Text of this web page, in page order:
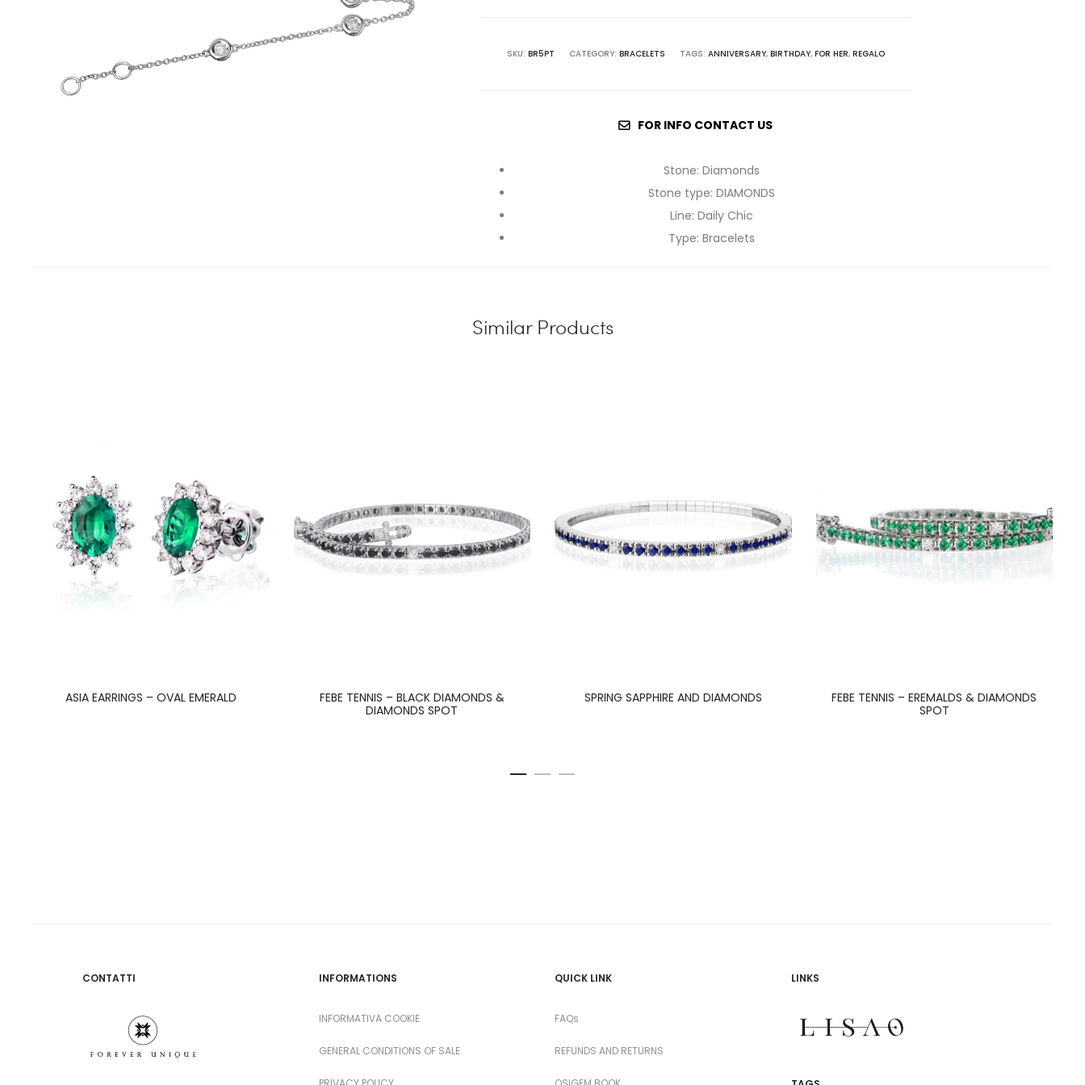
SKU: BR5PT CATEGORY: BRACELETS TAGS: ANNIVERSARY, BIRTHDAY, FOR HER, REGALO
FOR INFO CONTACT US
Stone:Diamonds
Stone type:DIAMONDS
Line:Daily Chic
Type:Bracelets
Similar Products
ASIA EARRINGS – OVAL EMERALD
FEBE TENNIS – BLACK DIAMONDS &
DIAMONDS SPOT
SPRING SAPPHIRE AND DIAMONDS
FEBE TENNIS – EREMALDS & DIAMONDS
SPOT
CONTATTI INFORMATIONS
INFORMATIVA COOKIE
GENERAL CONDITIONS OF SALE
QUICK LINK
FAQs
REFUNDS AND RETURNS
LINKS